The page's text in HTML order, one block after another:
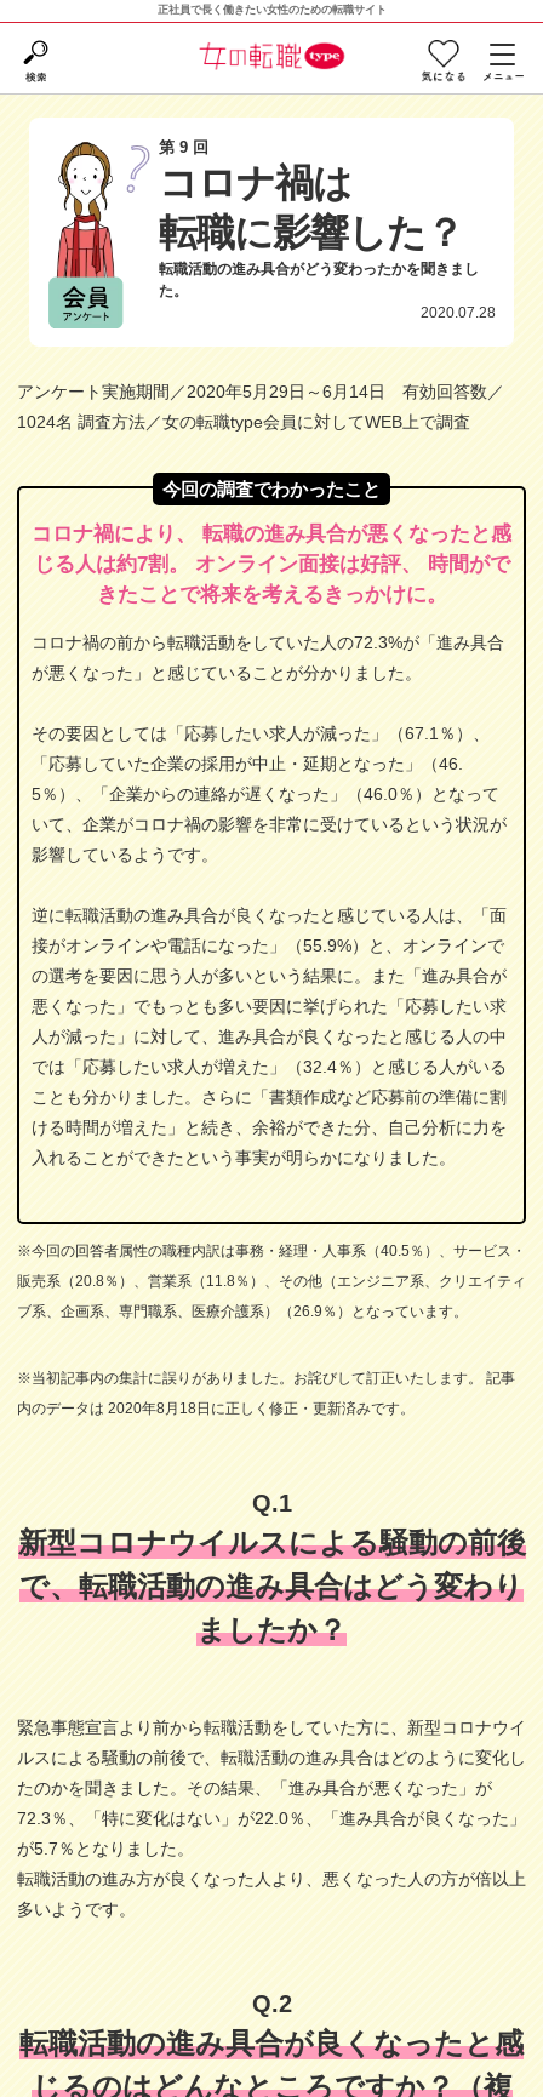
正社員で長く働きたい女性のための転職サイト
第9回
コロナ禍は
転職に影響した？
転職活動の進み具合がどう変わったかを聞きまし
た。
2020.07.28
アンケート実施期間／2020年5月29日～6月14日 有効回答数／
1024名 調査方法／女の転職type会員に対してWEB上で調査
今回の調査でわかったこと
コロナ禍により、 転職の進み具合が悪くなったと感
じる人は約7割。 オンライン面接は好評、 時間がで
きたことで将来を考えるきっかけに。
コロナ禍の前から転職活動をしていた人の72.3%が「進み具合
が悪くなった」と感じていることが分かりました。
その要因としては「応募したい求人が減った」（67.1％）、
「応募していた企業の採用が中止・延期となった」（46.
5％）、「企業からの連絡が遅くなった」（46.0％）となって
いて、企業がコロナ禍の影響を非常に受けているという状況が
影響しているようです。
逆に転職活動の進み具合が良くなったと感じている人は、「面
接がオンラインや電話になった」（55.9%）と、オンラインで
の選考を要因に思う人が多いという結果に。また「進み具合が
悪くなった」でもっとも多い要因に挙げられた「応募したい求
人が減った」に対して、進み具合が良くなったと感じる人の中
では「応募したい求人が増えた」（32.4％）と感じる人がいる
ことも分かりました。さらに「書類作成など応募前の準備に割
ける時間が増えた」と続き、余裕ができた分、自己分析に力を
入れることができたという事実が明らかになりました。
※今回の回答者属性の職種内訳は事務・経理・人事系（40.5％）、サービス・
販売系（20.8％）、営業系（11.8％）、その他（エンジニア系、クリエイティ
ブ系、企画系、専門職系、医療介護系）（26.9％）となっています。
※当初記事内の集計に誤りがありました。お詫びして訂正いたします。 記事
内のデータは 2020年8月18日に正しく修正・更新済みです。
Q.1
新型コロナウイルスによる騒動の前後
で、転職活動の進み具合はどう変わり
ましたか？
緊急事態宣言より前から転職活動をしていた方に、新型コロナウイ
ルスによる騒動の前後で、転職活動の進み具合はどのように変化し
たのかを聞きました。その結果、「進み具合が悪くなった」が
72.3％、「特に変化はない」が22.0％、「進み具合が良くなった」
が5.7％となりました。
転職活動の進み方が良くなった人より、悪くなった人の方が倍以上
多いようです。
Q.2
転職活動の進み具合が良くなったと感
じるのはどんなところですか？（複